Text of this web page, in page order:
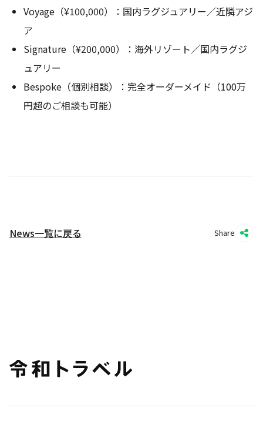
Voyage（¥100,000）：国内ラグジュアリー／近隣アジ
ア
Signature（¥200,000）：海外リゾート／国内ラグジ
ュアリー
Bespoke（個別相談）：完全オーダーメイド（100万
円超のご相談も可能）
News一覧に戻る Share